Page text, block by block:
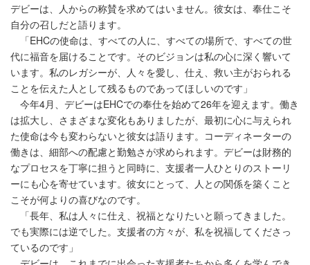
デビーは、人からの称賛を求めてはいません。彼女は、奉仕こそ
自分の召しだと語ります。
「EHCの使命は、すべての人に、すべての場所で、すべての世
代に福音を届けることです。そのビジョンは私の心に深く響いて
います。私のレガシーが、人々を愛し、仕え、救い主がおられる
ことを伝えた人として残るものであってほしいのです」
今年4月、デビーはEHCでの奉仕を始めて26年を迎えます。働き
は拡大し、さまざまな変化もありましたが、最初に心に与えられ
た使命は今も変わらないと彼女は語ります。コーディネーターの
働きは、細部への配慮と勤勉さが求められます。デビーは財務的
なプロセスを丁寧に担うと同時に、支援者一人ひとりのストーリ
ーにも心を寄せています。彼女にとって、人との関係を築くこと
こそが何よりの喜びなのです。
「長年、私は人々に仕え、祝福となりたいと願ってきました。
でも実際には逆でした。支援者の方々が、私を祝福してくださっ
ているのです」